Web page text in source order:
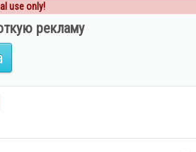
use only!
рекламу